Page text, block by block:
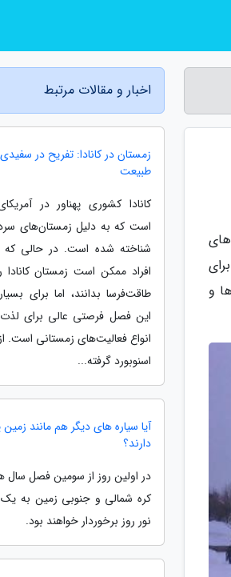
و
اخبار و مقالات مرتبط
زمستان در کانادا: تفریح در
طبیعت
کانادا کشوری پهناور در
است که به دلیل زمستان‌های
شناخته شده است. در حالی که
افراد ممکن است زمستان کانادا
طاقت‌فرسا بدانند، اما برای
این فصل فرصتی عالی برای لذت
انواع فعالیت‌های زمستانی است.
اسنوبورد گرفته...
آیا سیاره های دیگر هم مانند زمین
دارند؟
در اولین روز از سومین فصل سال
کره شمالی و جنوبی زمین به یک
نور روز برخوردار خواهند بود.